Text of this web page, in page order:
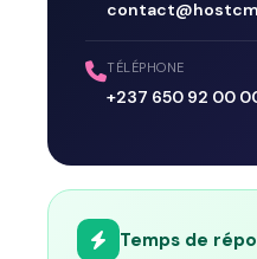
TÉLÉPHONE
+237 650 92 00
Temps de